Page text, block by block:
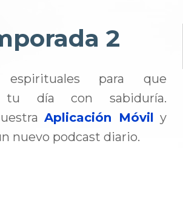
2
espirituales para que
tu día con sabiduría.
Aplicación Móvil y
nuevo podcast diario.